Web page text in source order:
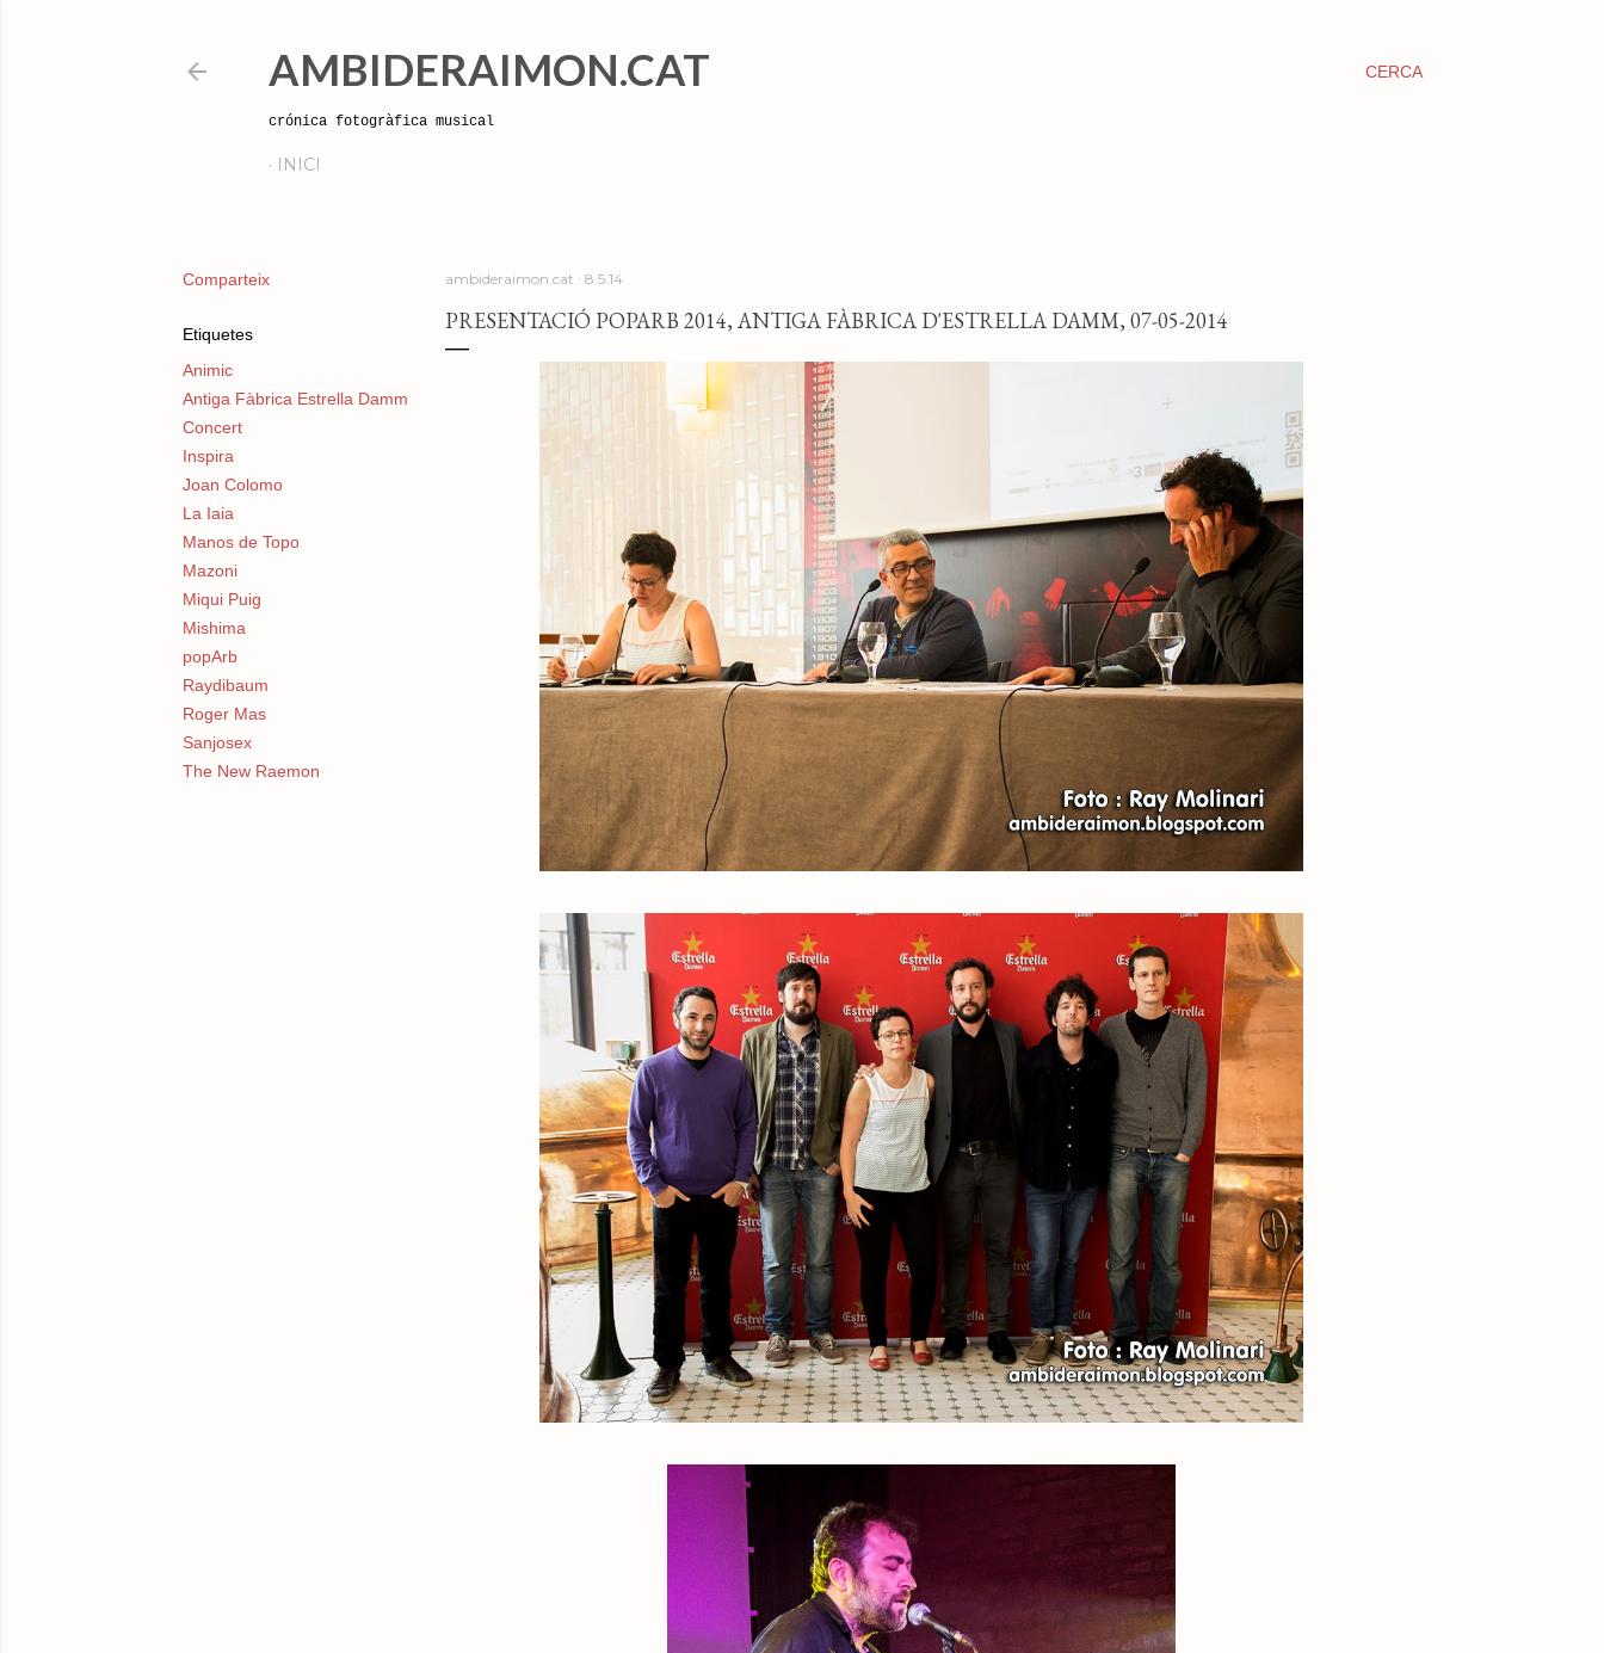
CERCA
AMBIDERAIMON.CAT
crónica fotogràfica musical
INICI
Comparteix
Etiquetes
Animic
Antiga Fàbrica Estrella Damm
Concert
Inspira
Joan Colomo
La Iaia
Manos de Topo
Mazoni
Miqui Puig
Mishima
popArb
Raydibaum
Roger Mas
Sanjosex
The New Raemon
ambideraimon.cat 8.5.14
PRESENTACIÓ POPARB 2014, ANTIGA FÀBRICA D'ESTRELLA DAMM, 07-05-2014